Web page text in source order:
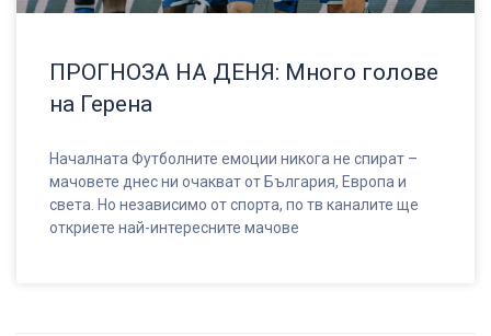
ПРОГНОЗА НА ДЕНЯ: Много голове
на Герена
Началната Футболните емоции никога не спират –
мачовете днес ни очакват от България, Европа и
света. Но независимо от спорта, по тв каналите ще
откриете най-интересните мачове